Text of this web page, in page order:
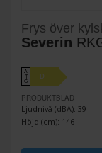
Frys över
Severin
A
↑
G
D
PRODUKTBLAD
Ljudnivå (dBA): 39
Höjd (cm): 146